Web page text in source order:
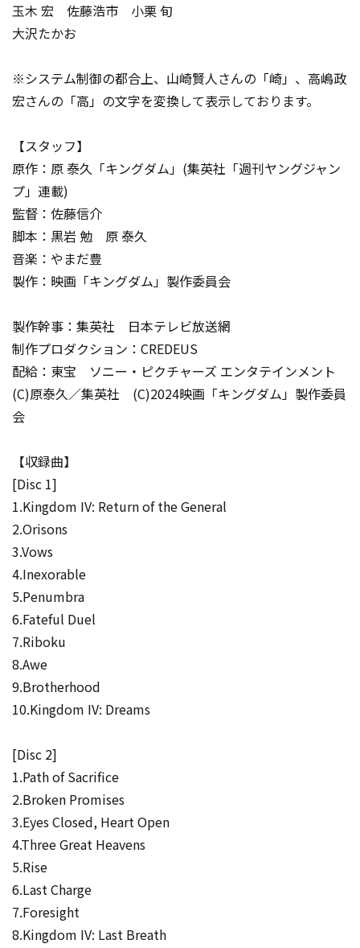
玉木 宏 佐藤浩市 小栗 旬
大沢たかお
※システム制御の都合上、山崎賢人さんの「崎」、高嶋政
宏さんの「高」の文字を変換して表示しております。
【スタッフ】
原作：原 泰久「キングダム」(集英社「週刊ヤングジャン
プ」連載)
監督：佐藤信介
脚本：黒岩 勉 原 泰久
音楽：やまだ豊
製作：映画「キングダム」製作委員会
製作幹事：集英社 日本テレビ放送網
制作プロダクション：CREDEUS
配給：東宝 ソニー・ピクチャーズ エンタテインメント
(C)原泰久／集英社 (C)2024映画「キングダム」製作委員
会
【収録曲】
[Disc 1]
1.Kingdom IV: Return of the General
2.Orisons
3.Vows
4.Inexorable
5.Penumbra
6.Fateful Duel
7.Riboku
8.Awe
9.Brotherhood
10.Kingdom IV: Dreams
[Disc 2]
1.Path of Sacrifice
2.Broken Promises
3.Eyes Closed, Heart Open
4.Three Great Heavens
5.Rise
6.Last Charge
7.Foresight
8.Kingdom IV: Last Breath